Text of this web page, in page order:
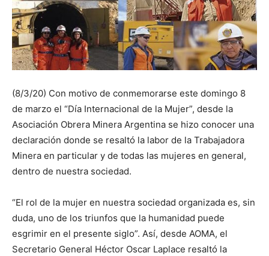
(8/3/20) Con motivo de conmemorarse este domingo 8
de marzo el “Día Internacional de la Mujer”, desde la
Asociación Obrera Minera Argentina se hizo conocer una
declaración donde se resaltó la labor de la Trabajadora
Minera en particular y de todas las mujeres en general,
dentro de nuestra sociedad.
“El rol de la mujer en nuestra sociedad organizada es, sin
duda, uno de los triunfos que la humanidad puede
esgrimir en el presente siglo”. Así, desde AOMA, el
Secretario General Héctor Oscar Laplace resaltó la